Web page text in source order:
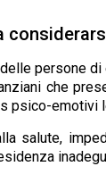
persone
anziani che
psico-emotivi
salute,